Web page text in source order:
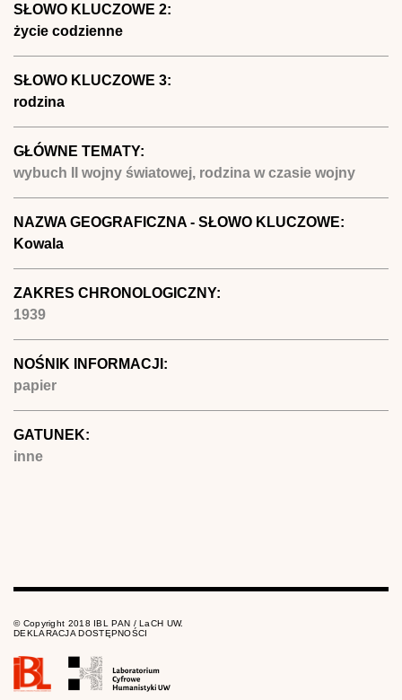
SŁOWO KLUCZOWE 2:
życie codzienne
SŁOWO KLUCZOWE 3:
rodzina
GŁÓWNE TEMATY:
wybuch II wojny światowej, rodzina w czasie wojny
NAZWA GEOGRAFICZNA - SŁOWO KLUCZOWE:
Kowala
ZAKRES CHRONOLOGICZNY:
1939
NOŚNIK INFORMACJI:
papier
GATUNEK:
inne
© Copyright 2018 IBL PAN / LaCH UW.
DEKLARACJA DOSTĘPNOŚCI